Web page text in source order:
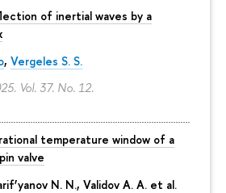
of inertial waves by a
, Vergeles S. S.
Vol. 37. No. 12.
temperature window of a
valve
N. N., Validov A. A. et al.